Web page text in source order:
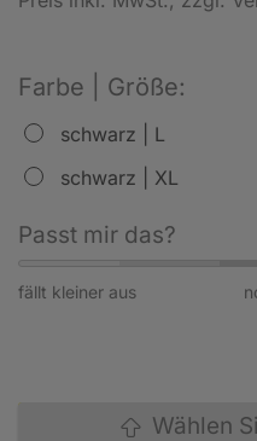
Farbe | Größe:
schwarz | L
schwarz | XL
Passt mir das?
fällt kleiner aus
Wählen